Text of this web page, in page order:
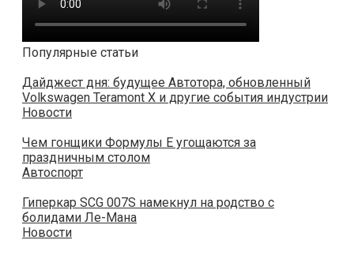
Популярные статьи
Дайджест дня: будущее Автотора, обновленный
Volkswagen Teramont X и другие события индустрии
Новости
Чем гонщики Формулы E угощаются за
праздничным столом
Автоспорт
Гиперкар SCG 007S намекнул на родство с
болидами Ле-Мана
Новости